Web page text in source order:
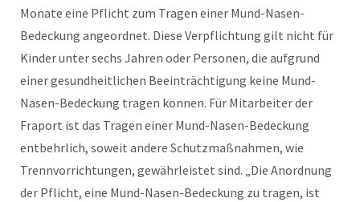
Monate eine Pflicht zum Tragen einer Mund-Nasen-
Bedeckung angeordnet. Diese Verpflichtung gilt nicht für
Kinder unter sechs Jahren oder Personen, die aufgrund
einer gesundheitlichen Beeinträchtigung keine Mund-
Nasen-Bedeckung tragen können. Für Mitarbeiter der
Fraport ist das Tragen einer Mund-Nasen-Bedeckung
entbehrlich, soweit andere Schutzmaßnahmen, wie
Trennvorrichtungen, gewährleistet sind. „Die Anordnung
der Pflicht, eine Mund-Nasen-Bedeckung zu tragen, ist